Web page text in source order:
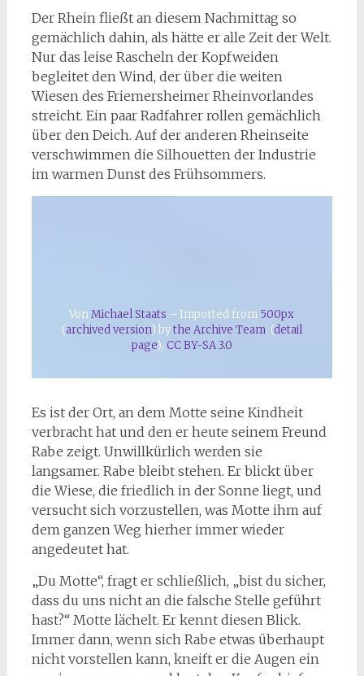
Der Rhein fließt an diesem Nachmittag so
gemächlich dahin, als hätte er alle Zeit der Welt.
Nur das leise Rascheln der Kopfweiden
begleitet den Wind, der über die weiten
Wiesen des Friemersheimer Rheinvorlandes
streicht. Ein paar Radfahrer rollen gemächlich
über den Deich. Auf der anderen Rheinseite
verschwimmen die Silhouetten der Industrie
im warmen Dunst des Frühsommers.
VonMichael Staats – Imported from 500px
(archived version) bythe Archive Team. (detail
page), CC BY-SA 3.0
Es ist der Ort, an dem Motte seine Kindheit
verbracht hat und den er heute seinem Freund
Rabe zeigt. Unwillkürlich werden sie
langsamer. Rabe bleibt stehen. Er blickt über
die Wiese, die friedlich in der Sonne liegt, und
versucht sich vorzustellen, was Motte ihm auf
dem ganzen Weg hierher immer wieder
angedeutet hat.
„Du Motte“, fragt er schließlich, „bist du sicher,
dass du uns nicht an die falsche Stelle geführt
hast?“ Motte lächelt. Er kennt diesen Blick.
Immer dann, wenn sich Rabe etwas überhaupt
nicht vorstellen kann, kneift er die Augen ein